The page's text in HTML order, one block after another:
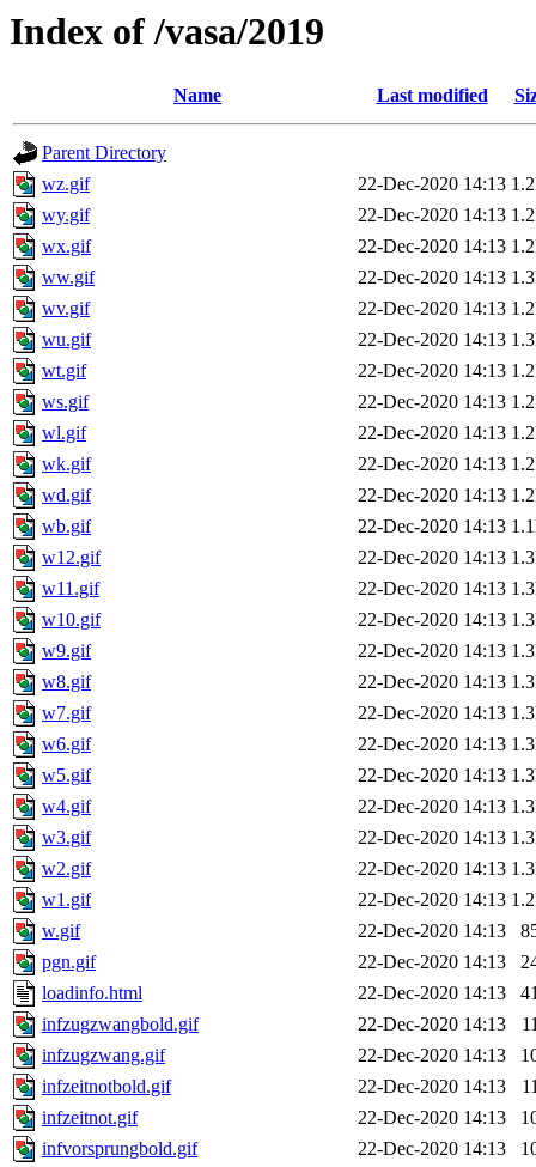
Index of /vasa/2019
Name Last modified
Parent Directory
wz.gif
22-Dec-2020 14:13
wy.gif
22-Dec-2020 14:13
wx.gif
22-Dec-2020 14:13
ww.gif
22-Dec-2020 14:13
wv.gif
22-Dec-2020 14:13
wu.gif
22-Dec-2020 14:13
wt.gif
22-Dec-2020 14:13
ws.gif
22-Dec-2020 14:13
wl.gif
22-Dec-2020 14:13
wk.gif
22-Dec-2020 14:13
wd.gif
22-Dec-2020 14:13
wb.gif
22-Dec-2020 14:13
w12.gif
22-Dec-2020 14:13
w11.gif
22-Dec-2020 14:13
w10.gif
22-Dec-2020 14:13
w9.gif
22-Dec-2020 14:13
w8.gif
22-Dec-2020 14:13
w7.gif
22-Dec-2020 14:13
w6.gif
22-Dec-2020 14:13
w5.gif
22-Dec-2020 14:13
w4.gif
22-Dec-2020 14:13
w3.gif
22-Dec-2020 14:13
w2.gif
22-Dec-2020 14:13
w1.gif
22-Dec-2020 14:13
w.gif
22-Dec-2020 14:13
pgn.gif
22-Dec-2020 14:13
loadinfo.html
22-Dec-2020 14:13
infzugzwangbold.gif
22-Dec-2020 14:13
infzugzwang.gif
22-Dec-2020 14:13
infzeitnotbold.gif
22-Dec-2020 14:13
infzeitnot.gif
22-Dec-2020 14:13
infvorsprungbold.gif
22-Dec-2020 14:13